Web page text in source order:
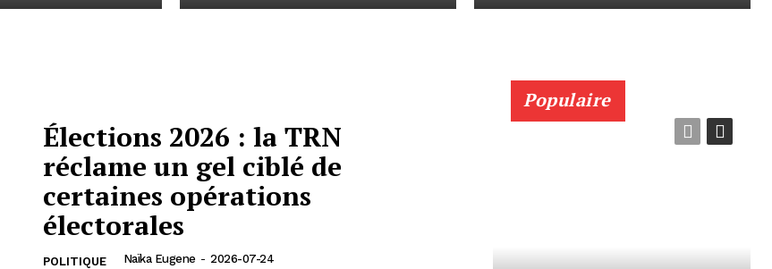
Élections 2026 : la TRN
réclame un gel ciblé de
certaines opérations
électorales
POLITIQUE Naïka Eugene - 2026-07-24
Populaire